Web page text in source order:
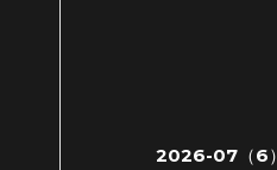
2026-07（6）